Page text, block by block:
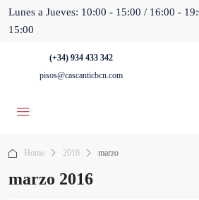
Lunes a Jueves: 10:00 - 15:00 / 16:00 -
15:00
(+34) 934 433 342
pisos@cascanticbcn.com
Home 2016 marzo
marzo 2016